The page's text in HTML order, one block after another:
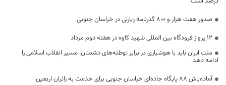
صدور هفت هزار و ۸۰۰ گذرنامه زیارتی در خراسان جنوبی
۱۲ پرواز فرودگاه بین المللی شهید کاوه در هفته دوم مرداد
ملت ایران باید با هوشیاری در برابر توطئه‌های دشمنان، مسیر انقلاب اسلامی را
ادامه دهد.
آماده‌باش ۸۸ پایگاه جاده‌ای خراسان جنوبی برای خدمت به زائران اربعین